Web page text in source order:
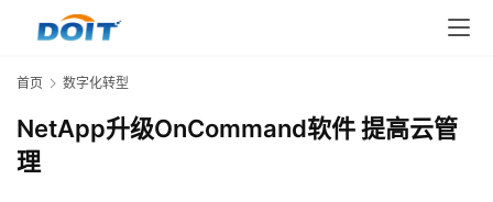
首页 数字化转型
NetApp升级OnCommand软件 提高云管
理